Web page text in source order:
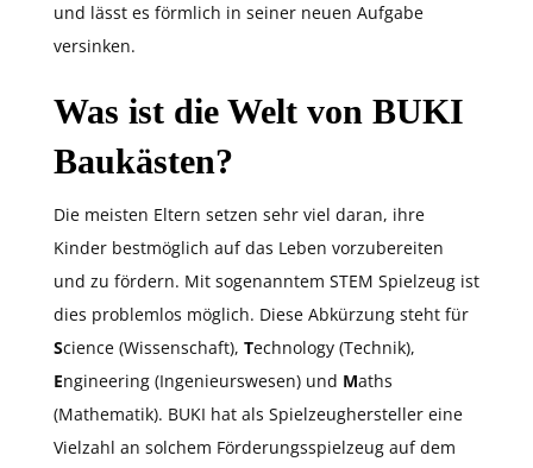
und lässt es förmlich in seiner neuen Aufgabe
versinken.
Was ist die Welt von BUKI
Baukästen?
Die meisten Eltern setzen sehr viel daran, ihre
Kinder bestmöglich auf das Leben vorzubereiten
und zu fördern. Mit sogenanntem STEM Spielzeug ist
dies problemlos möglich. Diese Abkürzung steht für
Science (Wissenschaft), Technology (Technik),
Engineering (Ingenieurswesen) und Maths
(Mathematik). BUKI hat als Spielzeughersteller eine
Vielzahl an solchem Förderungsspielzeug auf dem